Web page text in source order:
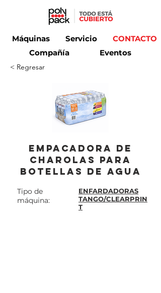
Máquinas Servicio
CONTACTO
Compañía
Eventos
< Regresar
Empacadora de
charolas para
botellas de agua
Tipo de
máquina:
ENFARDADORAS
TANGO/CLEARPRIN
T